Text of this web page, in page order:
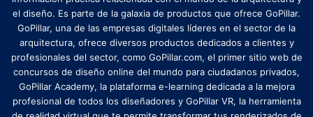
el diseño. Es parte de la galaxia de productos que ofrece GoPillar.
GoPillar, una de las empresas digitales líderes en el sector de la
arquitectura, ofrece diversos productos dedicados a clientes y
profesionales del sector, como GoPillar.com, el primer sitio web de
concursos de diseño online del mundo para ciudadanos privados,
GoPillar Academy, la plataforma e-learning dedicada a la mejora
profesional de todos los diseñadores y GoPillar VR, la herramienta